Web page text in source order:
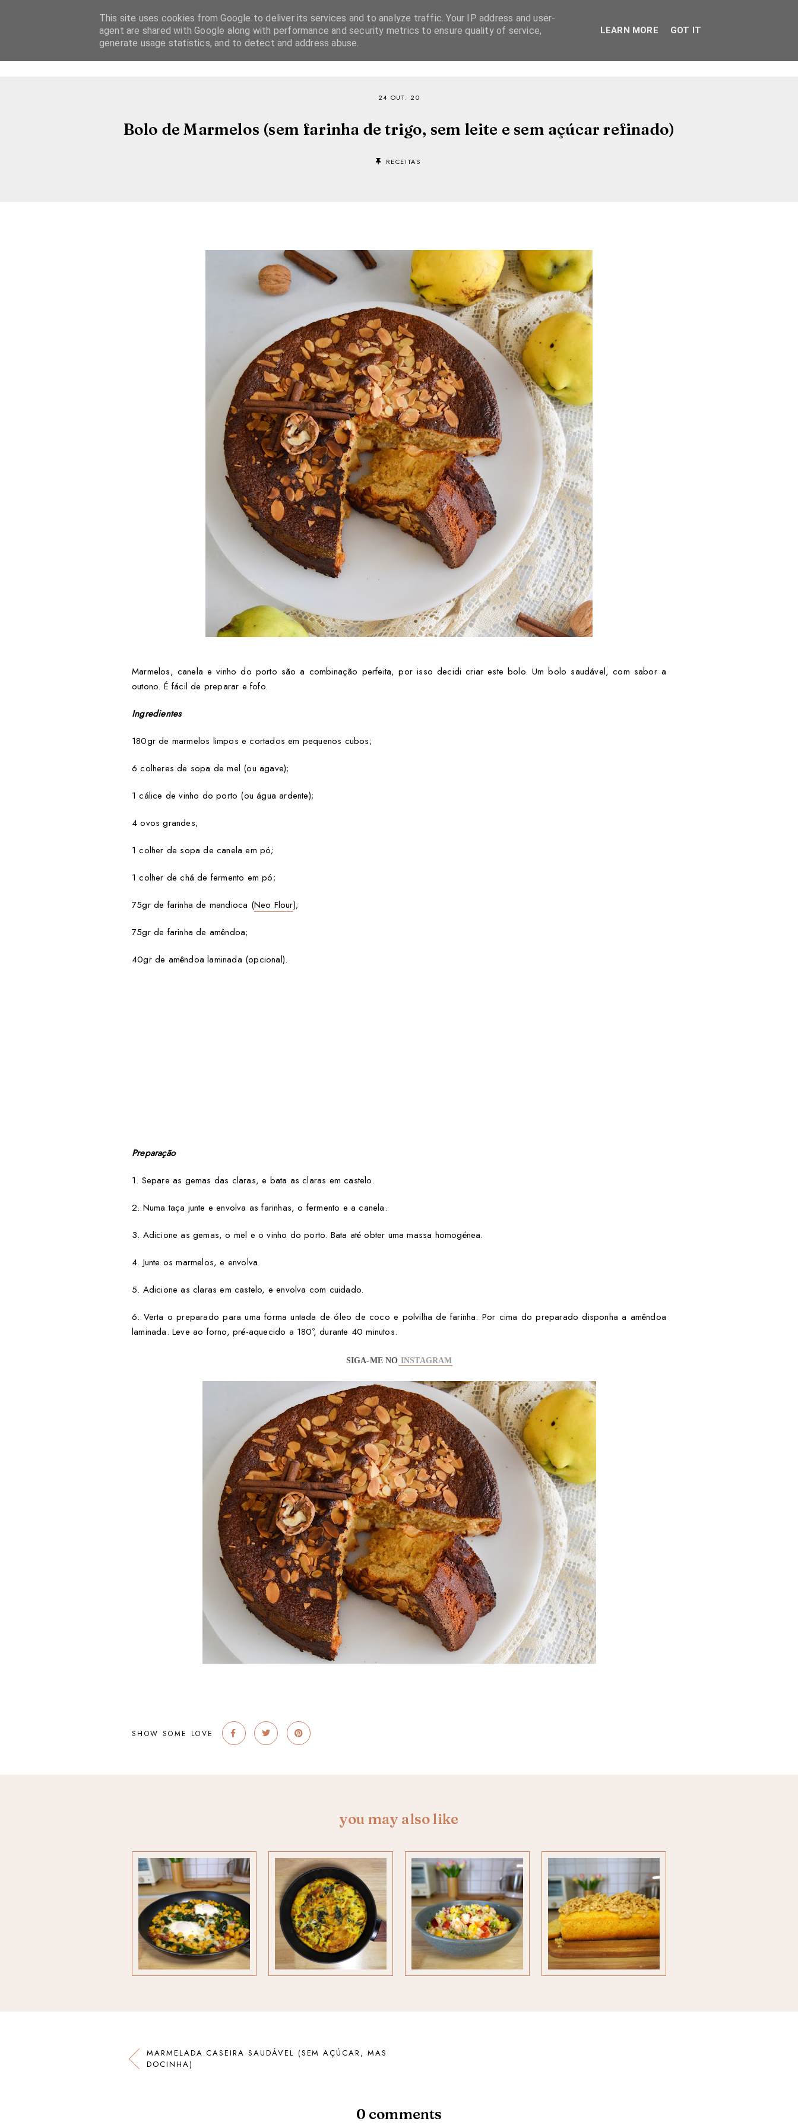
SOBRE RECEITAS
24 OUT. 20
Bolo de Marmelos (sem farinha de trigo, sem leite e sem açúcar refinado)
RECEITAS
Marmelos, canela e vinho do porto são a combinação perfeita, por isso decidi criar este bolo. Um bolo saudável, com sabor a
outono. É fácil de preparar e fofo.
Ingredientes
180gr de marmelos limpos e cortados em pequenos cubos;
6 colheres de sopa de mel (ou agave);
1 cálice de vinho do porto (ou água ardente);
4 ovos grandes;
1 colher de sopa de canela em pó;
1 colher de chá de fermento em pó;
75gr de farinha de mandioca (Neo Flour);
75gr de farinha de amêndoa;
40gr de amêndoa laminada (opcional).
Preparação
1. Separe as gemas das claras, e bata as claras em castelo.
2. Numa taça junte e envolva as farinhas, o fermento e a canela.
3. Adicione as gemas, o mel e o vinho do porto. Bata até obter uma massa homogénea.
4. Junte os marmelos, e envolva.
5. Adicione as claras em castelo, e envolva com cuidado.
6. Verta o preparado para uma forma untada de óleo de coco e polvilha de farinha. Por cima do preparado disponha a amêndoa
laminada. Leve ao forno, pré-aquecido a 180º, durante 40 minutos.
SIGA-ME NO INSTAGRAM
SHOW SOME LOVE
you may also like
MARMELADA CASEIRA SAUDÁVEL (SEM AÇÚCAR, MAS
DOCINHA)
0 comments
This site uses cookies from Google to deliver its services and to analyze traffic. Your IP address and user-
agent are shared with Google along with performance and security metrics to ensure quality of service,
generate usage statistics, and to detect and address abuse.
LEARN MORE GOT IT